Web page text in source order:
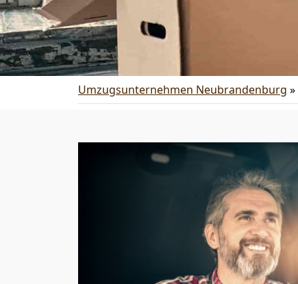
Umzugsunternehmen Neubrandenburg »